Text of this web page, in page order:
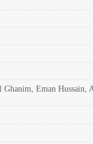
Eman